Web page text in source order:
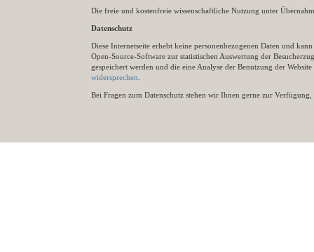
Die freie und kostenfreie wissenschaftliche Nutzung unter
Datenschutz
Diese Internetseite erhebt keine personenbezogenen Daten und
Open-Source-Software zur statistischen Auswertung der
gespeichert werden und die eine Analyse der Benutzung der
widersprechen
Bei Fragen zum Datenschutz stehen wir Ihnen gerne zur